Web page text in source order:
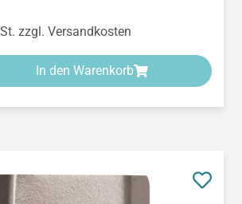
zzgl. Versandkosten
In den Warenkorb